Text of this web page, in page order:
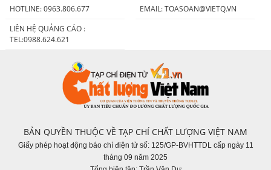
HOTLINE: 0963.806.677
EMAIL:TOASOAN@VIETQ.VN
LIÊN HỆ QUẢNG CÁO :
TEL:0988.624.621
BẢN QUYỀN THUỘC VỀ TẠP CHÍ CHẤT LƯỢNG VIỆT NAM
Giấy phép hoạt động báo chí điện tử số: 125/GP-BVHTTDL cấp ngày 11
tháng 09 năm 2025